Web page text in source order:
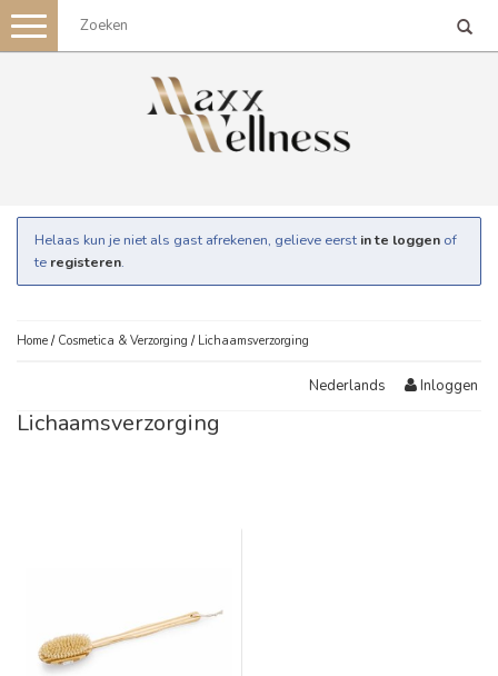
Toggle
navigation
Helaas kun je niet als gast afrekenen, gelieve eerst in te loggen of
te registeren.
Home / Cosmetica & Verzorging / Lichaamsverzorging
Nederlands Inloggen
Lichaamsverzorging